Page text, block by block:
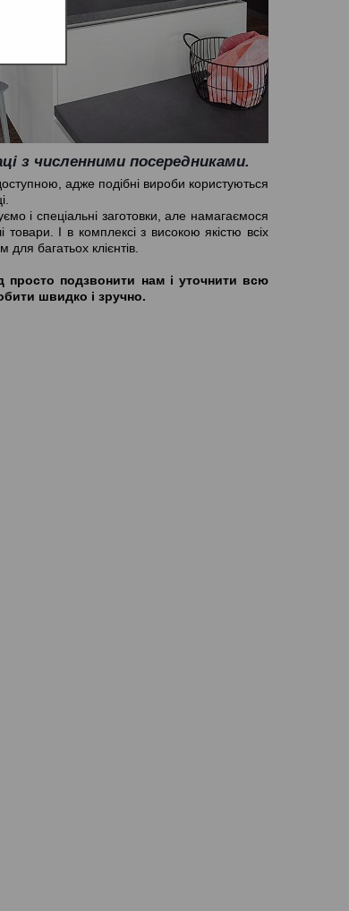
з численними посередниками.
адже подібні вироби користуються
і спеціальні заготовки, але намагаємося
товари. І в комплексі з високою якістю всіх
багатьох клієнтів.
просто подзвонити нам і уточнити всю
швидко і зручно.